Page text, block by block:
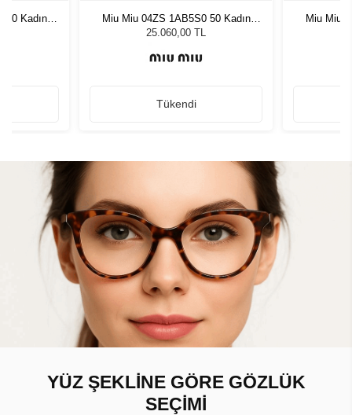
50 Kadın
Miu Miu 04ZS 1AB5S0 50 Kadın
Güneş Gözlüğü
25.060,00 TL
Tükendi
Miu Miu
YÜZ ŞEKLİNE GÖRE GÖZLÜK
SEÇİMİ